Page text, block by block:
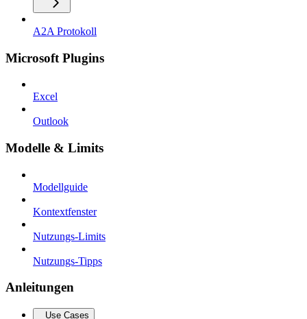
A2A Protokoll
Microsoft Plugins
Excel
Outlook
Modelle & Limits
Modellguide
Kontextfenster
Nutzungs-Limits
Nutzungs-Tipps
Anleitungen
Use Cases